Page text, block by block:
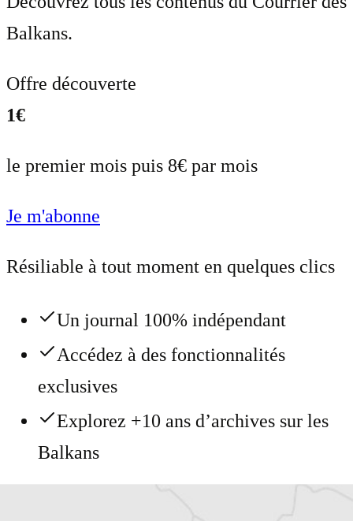
Balkans.
Offre découverte
1€
le premier mois puis 8€ par mois
Je m'abonne
Résiliable à tout moment en quelques clics
Un journal 100% indépendant
Accédez à des fonctionnalités
exclusives
Explorez +10 ans d’archives sur les
Balkans